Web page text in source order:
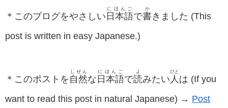
＊このブログをやさしい 日本語
にほんご
で書
か
きました (This
post is written in easy Japanese.)
＊このポストを 自然
しぜん
な 日本語
にほんご
で読
よ
みたい 人
ひと
は (If you
want to read this post in natural Japanese) → Post